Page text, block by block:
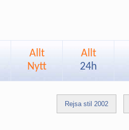
Allt
Nytt
Allt
24h
Rejsa stil 2002